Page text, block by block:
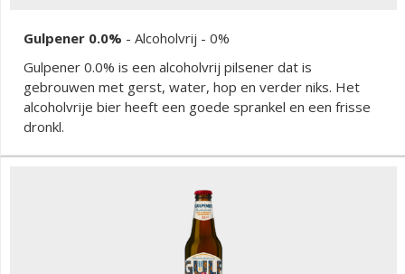
Gulpener 0.0% - Alcoholvrij - 0%
Gulpener 0.0% is een alcoholvrij pilsener dat is
gebrouwen met gerst, water, hop en verder niks. Het
alcoholvrije bier heeft een goede sprankel en een frisse
dronkl.